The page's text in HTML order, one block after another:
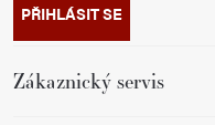
PŘIHLÁSIT SE
Zákaznický servis